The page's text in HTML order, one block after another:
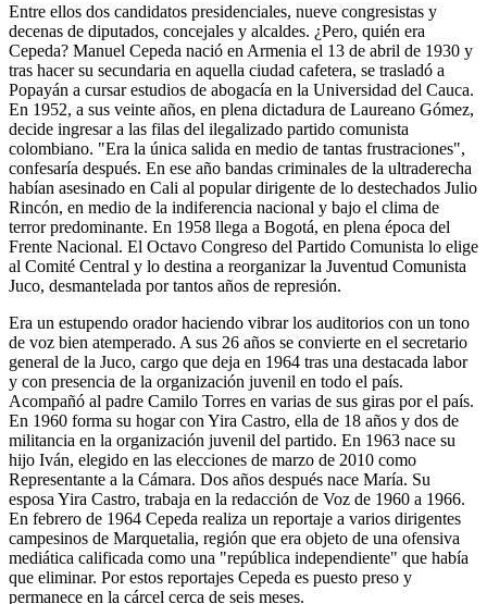
Entre ellos dos candidatos presidenciales, nueve congresistas y
decenas de diputados, concejales y alcaldes. ¿Pero, quién era
Cepeda? Manuel Cepeda nació en Armenia el 13 de abril de 1930 y
tras hacer su secundaria en aquella ciudad cafetera, se trasladó a
Popayán a cursar estudios de abogacía en la Universidad del Cauca.
En 1952, a sus veinte años, en plena dictadura de Laureano Gómez,
decide ingresar a las filas del ilegalizado partido comunista
colombiano. "Era la única salida en medio de tantas frustraciones",
confesaría después. En ese año bandas criminales de la ultraderecha
habían asesinado en Cali al popular dirigente de lo destechados Julio
Rincón, en medio de la indiferencia nacional y bajo el clima de
terror predominante. En 1958 llega a Bogotá, en plena época del
Frente Nacional. El Octavo Congreso del Partido Comunista lo elige
al Comité Central y lo destina a reorganizar la Juventud Comunista
Juco, desmantelada por tantos años de represión.
Era un estupendo orador haciendo vibrar los auditorios con un tono
de voz bien atemperado. A sus 26 años se convierte en el secretario
general de la Juco, cargo que deja en 1964 tras una destacada labor
y con presencia de la organización juvenil en todo el país.
Acompañó al padre Camilo Torres en varias de sus giras por el país.
En 1960 forma su hogar con Yira Castro, ella de 18 años y dos de
militancia en la organización juvenil del partido. En 1963 nace su
hijo Iván, elegido en las elecciones de marzo de 2010 como
Representante a la Cámara. Dos años después nace María. Su
esposa Yira Castro, trabaja en la redacción de Voz de 1960 a 1966.
En febrero de 1964 Cepeda realiza un reportaje a varios dirigentes
campesinos de Marquetalia, región que era objeto de una ofensiva
mediática calificada como una "república independiente" que había
que eliminar. Por estos reportajes Cepeda es puesto preso y
permanece en la cárcel cerca de seis meses.